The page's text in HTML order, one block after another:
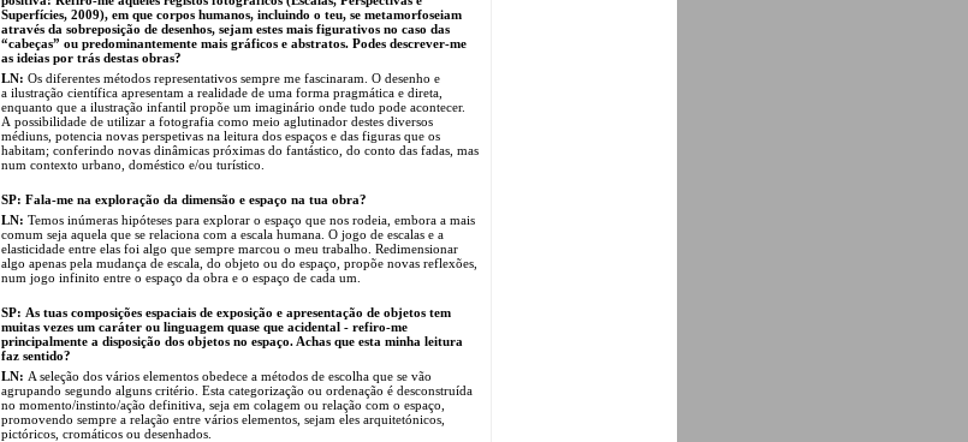
Superfícies, 2009), em que corpos humanos, incluindo o teu, se metamorfoseiam
através da sobreposição de desenhos, sejam estes mais figurativos no caso das
“cabeças” ou predominantemente mais gráficos e abstratos. Podes descrever-me
as ideias por trás destas obras?
LN: Os diferentes métodos representativos sempre me fascinaram. O desenho e
a ilustração científica apresentam a realidade de uma forma pragmática e direta,
enquanto que a ilustração infantil propõe um imaginário onde tudo pode acontecer.
A possibilidade de utilizar a fotografia como meio aglutinador destes diversos
médiuns, potencia novas perspetivas na leitura dos espaços e das figuras que os
habitam; conferindo novas dinâmicas próximas do fantástico, do conto das fadas, mas
num contexto urbano, doméstico e/ou turístico.
SP: Fala-me na exploração da dimensão e espaço na tua obra?
LN: Temos inúmeras hipóteses para explorar o espaço que nos rodeia, embora a mais
comum seja aquela que se relaciona com a escala humana. O jogo de escalas e a
elasticidade entre elas foi algo que sempre marcou o meu trabalho. Redimensionar
algo apenas pela mudança de escala, do objeto ou do espaço, propõe novas reflexões,
num jogo infinito entre o espaço da obra e o espaço de cada um.
SP: As tuas composições espaciais de exposição e apresentação de objetos tem
muitas vezes um caráter ou linguagem quase que acidental - refiro-me
principalmente a disposição dos objetos no espaço. Achas que esta minha leitura
faz sentido?
LN: A seleção dos vários elementos obedece a métodos de escolha que se vão
agrupando segundo alguns critério. Esta categorização ou ordenação é desconstruída
no momento/instinto/ação definitiva, seja em colagem ou relação com o espaço,
promovendo sempre a relação entre vários elementos, sejam eles arquitetónicos,
pictóricos, cromáticos ou desenhados.